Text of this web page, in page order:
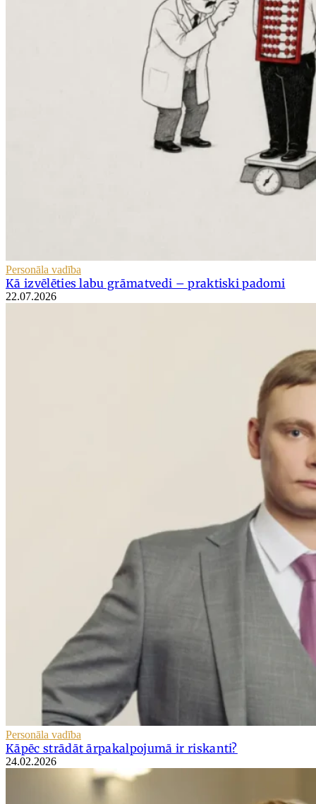
Personāla vadība
Kā izvēlēties labu grāmatvedi – praktiski padomi
22.07.2026
Personāla vadība
Kāpēc strādāt ārpakalpojumā ir riskanti?
24.02.2026